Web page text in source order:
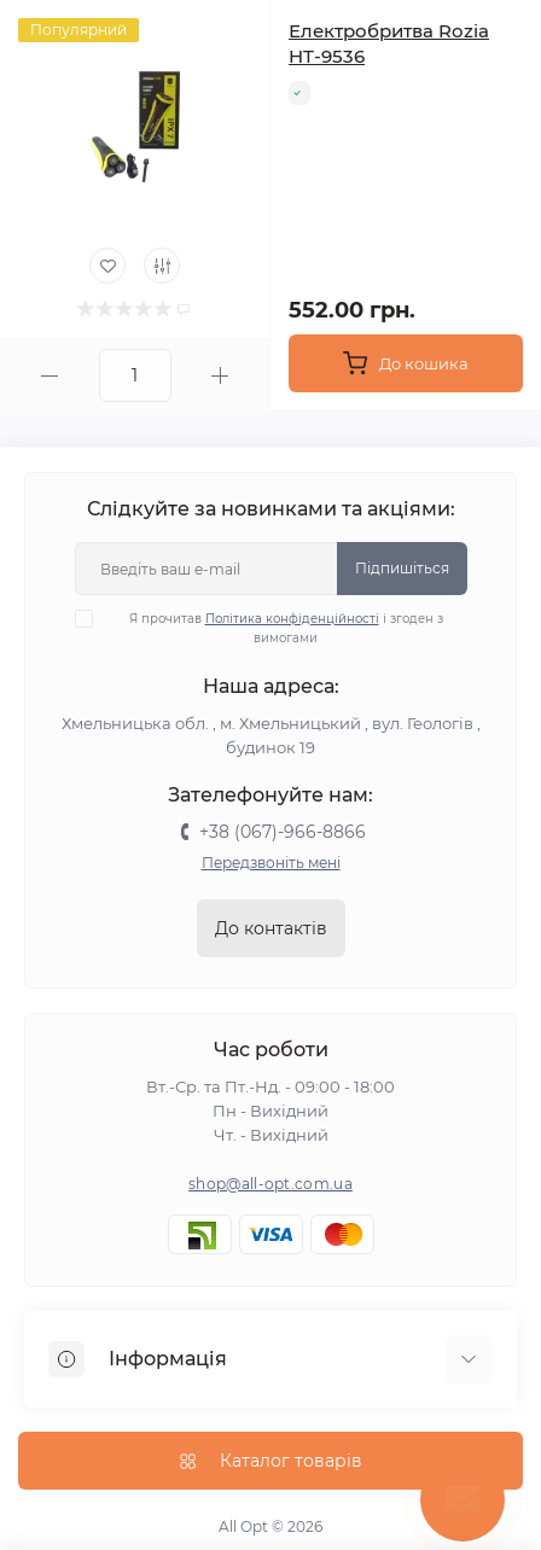
Популярний
Електробритва Rozia
HT-9536
552.00 грн.
До кошика
Слідкуйте за новинками та акціями:
Підпишіться
Я прочитав Політика конфіденційності і згоден з
вимогами
Наша адреса:
Хмельницька обл. , м. Хмельницький , вул. Геологів ,
будинок 19
Зателефонуйте нам:
+38 (067)-966-8866
Передзвоніть мені
До контактів
Час роботи
Вт.-Ср. та Пт.-Нд. - 09:00 - 18:00
Пн - Вихідний
Чт. - Вихідний
shop@all-opt.com.ua
Інформація
Оплата та доставка
Повернення та обмін
Політика конфіденційності
Каталог товарів
All Opt © 2026